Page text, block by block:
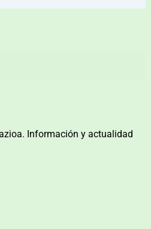
Información y actualidad